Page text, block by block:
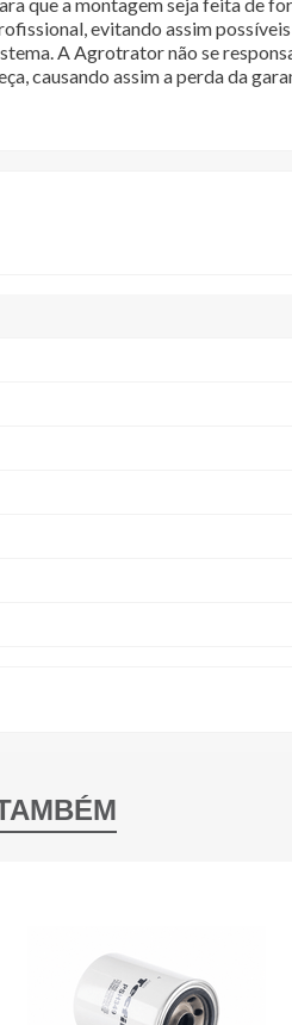
evitando assim
A Agrotrator não se
causando assim a perda da